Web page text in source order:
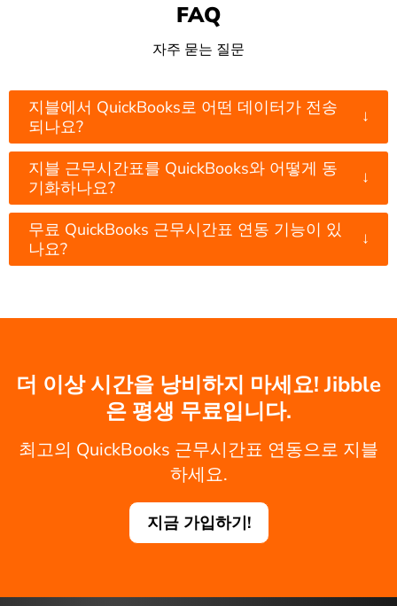
FAQ
자주 묻는 질문
지블에서 QuickBooks로 어떤 데이터가 전송
되나요?
↓
지블 근무시간표를 QuickBooks와 어떻게 동
기화하나요?
↓
무료 QuickBooks 근무시간표 연동 기능이 있
나요?
↓
더 이상 시간을 낭비하지 마세요! Jibble
은 평생 무료입니다.
최고의 QuickBooks 근무시간표 연동으로 지블
하세요.
지금 가입하기!